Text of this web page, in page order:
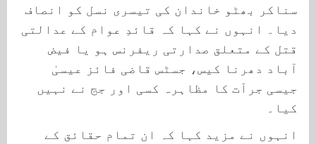
سناکر بھٹو خاندان کی تیسری نسل کو انصاف
دیا۔ انہوں نے کہا کہ قائدِ عوام کے عدالتی
قتل کے متعلق صدارتی ریفرنس ہو یا فیض
آباد دھرنا کیس، جسٹس قاضی فائز عیسیٰ
جیسی جراَت کا مظاہرہ کسی اور جج نے نہیں
کیا۔
انہوں نے مزید کہا کہ ان تمام حقائق کے